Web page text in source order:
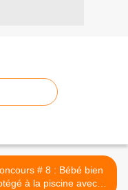
# 8 : Bébé bien
à la piscine avec la